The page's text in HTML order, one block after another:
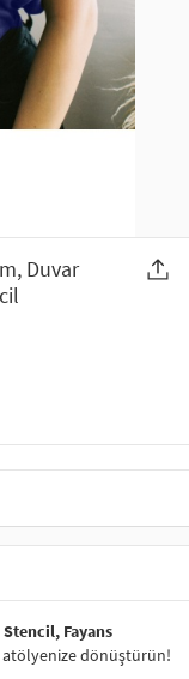
Duvar
Fayans
dönüştürün!